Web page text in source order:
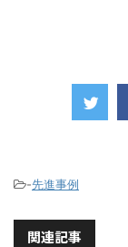
-先進事例
関連記事